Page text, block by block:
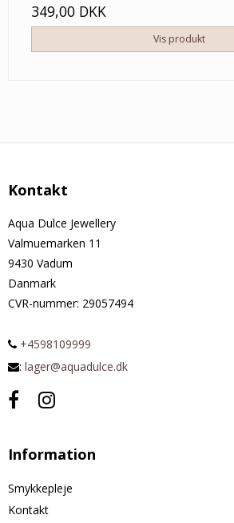
349,00 DKK
Vis produkt
Kontakt
Aqua Dulce Jewellery
Valmuemarken 11
9430 Vadum
Danmark
CVR-nummer: 29057494
+4598109999
: lager@aquadulce.dk
Information
Smykkepleje
Kontakt